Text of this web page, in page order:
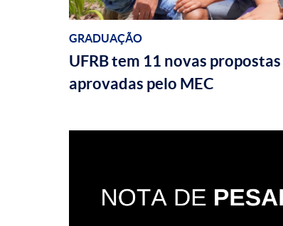
GRADUAÇÃO
UFRB tem 11 novas
aprovadas pelo MEC